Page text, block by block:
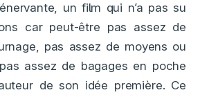
un film qui n’a pas su
car peut-être pas assez de
pas assez de moyens ou
assez de bagages en poche
de son idée première. Ce